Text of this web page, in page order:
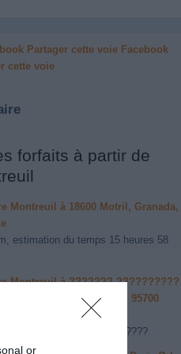
or
Facebook
cette voie
forfaits à partir de
Montreuil à 18600 Motril, Granada,
estimation du temps 15 heures 58
Montreuil à ??????? ??????????
???? ??? ???? (CDG), 95700
??-?????, ??????
estimation du temps 18 ?????